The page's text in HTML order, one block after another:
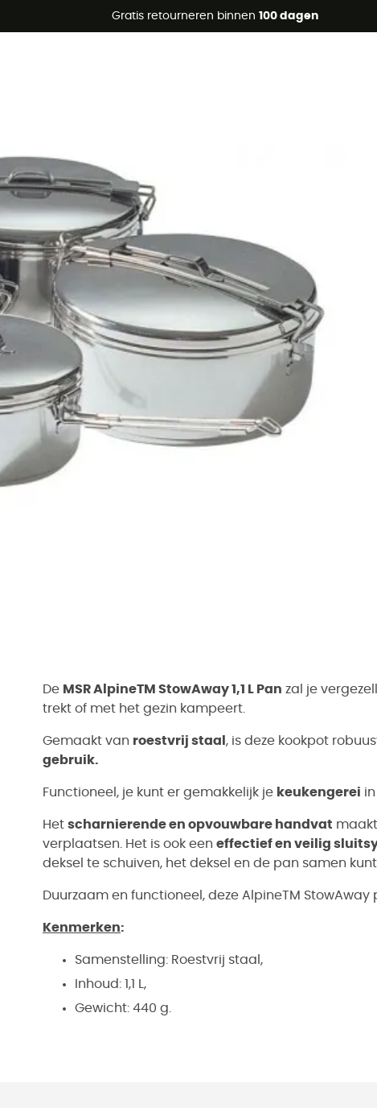
Gratis retourneren binnen 100 dagen
Zomeraanbiedingen 🔥 -5% EXTRA vanaf 2 producten* met code
De MSR AlpineTM StowAway 1,1 L Pan zal je
trekt of met het gezin kampeert.
Gemaakt van roestvrij staal , is deze kookpot
gebruik.
Functioneel, je kunt er gemakkelijk je keukengerei
Het scharnierende en opvouwbare handvat
verplaatsen. Het is ook een effectief en veilig
deksel te schuiven, het deksel en de pan samen
Duurzaam en functioneel, deze AlpineTM
Kenmerken:
Samenstelling: Roestvrij staal,
Inhoud: 1,1 L,
Gewicht: 440 g.